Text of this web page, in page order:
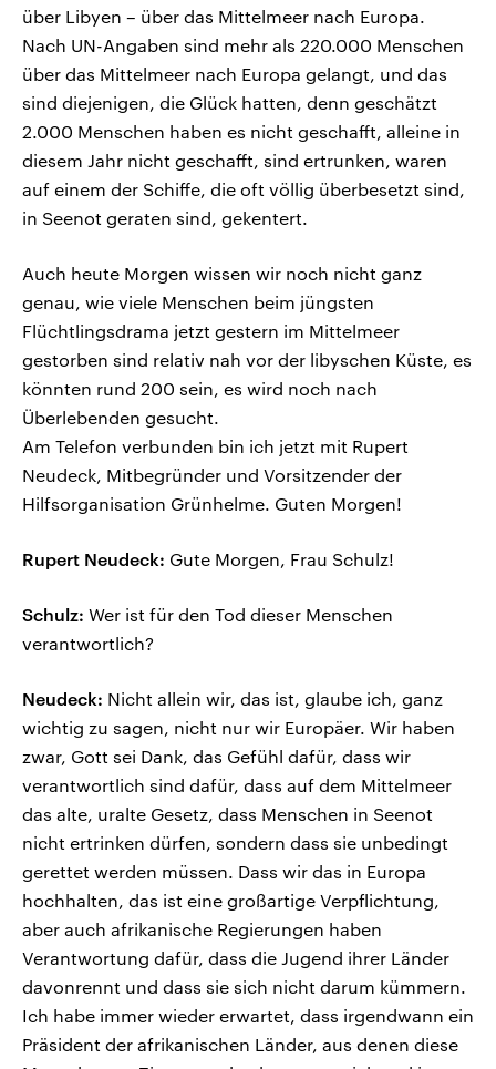
über Libyen – über das Mittelmeer nach Europa.
Nach UN-Angaben sind mehr als 220.000 Menschen
über das Mittelmeer nach Europa gelangt, und das
sind diejenigen, die Glück hatten, denn geschätzt
2.000 Menschen haben es nicht geschafft, alleine in
diesem Jahr nicht geschafft, sind ertrunken, waren
auf einem der Schiffe, die oft völlig überbesetzt sind,
in Seenot geraten sind, gekentert.
Auch heute Morgen wissen wir noch nicht ganz
genau, wie viele Menschen beim jüngsten
Flüchtlingsdrama jetzt gestern im Mittelmeer
gestorben sind relativ nah vor der libyschen Küste, es
könnten rund 200 sein, es wird noch nach
Überlebenden gesucht.
Am Telefon verbunden bin ich jetzt mit Rupert
Neudeck, Mitbegründer und Vorsitzender der
Hilfsorganisation Grünhelme. Guten Morgen!
Rupert Neudeck: Gute Morgen, Frau Schulz!
Schulz: Wer ist für den Tod dieser Menschen
verantwortlich?
Neudeck: Nicht allein wir, das ist, glaube ich, ganz
wichtig zu sagen, nicht nur wir Europäer. Wir haben
zwar, Gott sei Dank, das Gefühl dafür, dass wir
verantwortlich sind dafür, dass auf dem Mittelmeer
das alte, uralte Gesetz, dass Menschen in Seenot
nicht ertrinken dürfen, sondern dass sie unbedingt
gerettet werden müssen. Dass wir das in Europa
hochhalten, das ist eine großartige Verpflichtung,
aber auch afrikanische Regierungen haben
Verantwortung dafür, dass die Jugend ihrer Länder
davonrennt und dass sie sich nicht darum kümmern.
Ich habe immer wieder erwartet, dass irgendwann ein
Präsident der afrikanischen Länder, aus denen diese